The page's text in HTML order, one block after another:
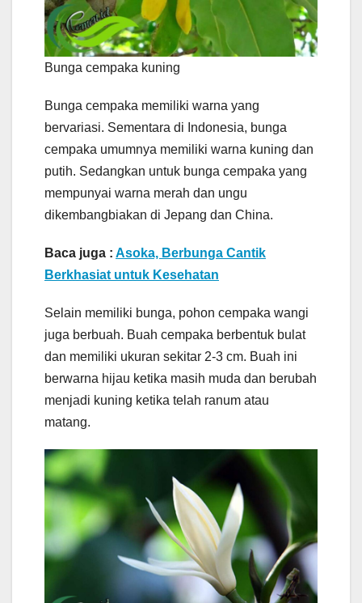
Bunga cempaka kuning
Bunga cempaka memiliki warna yang
bervariasi. Sementara di Indonesia, bunga
cempaka umumnya memiliki warna kuning dan
putih. Sedangkan untuk bunga cempaka yang
mempunyai warna merah dan ungu
dikembangbiakan di Jepang dan China.
Baca juga : Asoka, Berbunga Cantik
Berkhasiat untuk Kesehatan
Selain memiliki bunga, pohon cempaka wangi
juga berbuah. Buah cempaka berbentuk bulat
dan memiliki ukuran sekitar 2-3 cm. Buah ini
berwarna hijau ketika masih muda dan berubah
menjadi kuning ketika telah ranum atau
matang.